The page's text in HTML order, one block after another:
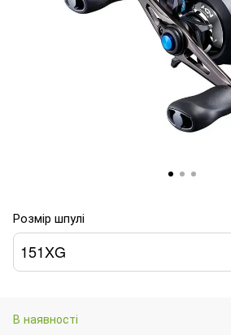
Розмір шпулі
151XG
В наявності